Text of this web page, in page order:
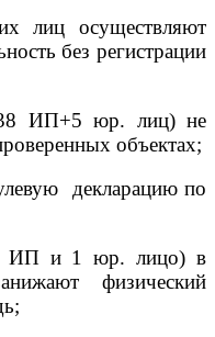
лиц осуществляют
без регистрации
юр. лиц) не
объектах;
декларацию по
и 1 юр. лицо) в
физический